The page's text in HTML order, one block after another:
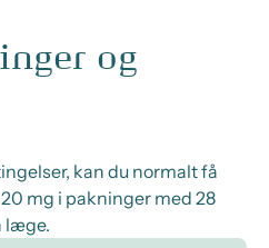
og
kan du normalt få
mg i pakninger med 28
læge.